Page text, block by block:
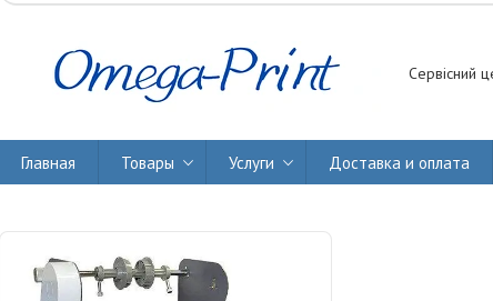
Сервісний
Главная Товары Услуги Доставка и оплата